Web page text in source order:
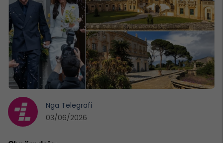
Nga Telegrafi
03/06/2026